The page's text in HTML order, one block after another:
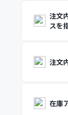
注文
スを
注文
在庫